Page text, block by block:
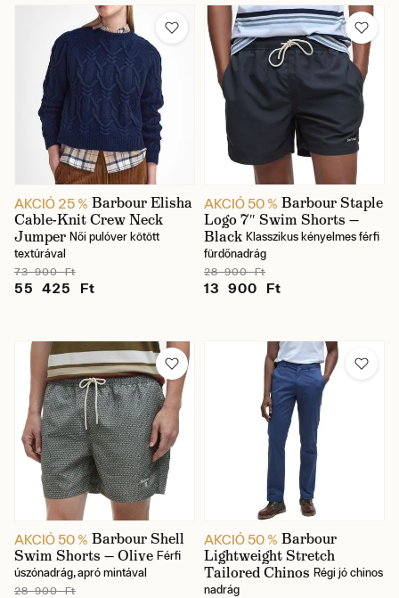
AKCIÓ 25 % Barbour Elisha
Cable-Knit Crew Neck
Jumper Női pulóver kötött
textúrával
73 900 Ft
55 425 Ft
AKCIÓ 50 % Barbour Staple
Logo 7″ Swim Shorts —
Black Klasszikus kényelmes férfi
fürdőnadrág
28 900 Ft
13 900 Ft
AKCIÓ 50 % Barbour Shell
Swim Shorts — Olive Férfi
úszónadrág, apró mintával
28 900 Ft
AKCIÓ 50 % Barbour
Lightweight Stretch
Tailored Chinos Régi jó chinos
nadrág